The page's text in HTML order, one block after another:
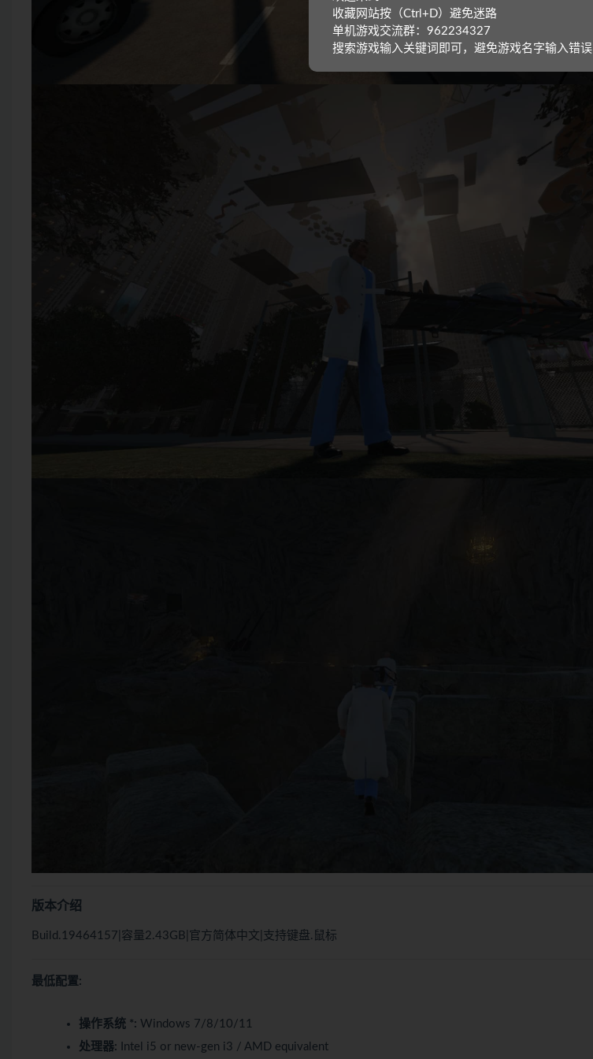
版本介绍
Build.19464157|容量2.43GB|官方简体中文|支持键盘.鼠标
最低配置:
操作系统 *: Windows 7/8/10/11
处理器: Intel i5 or new-gen i3 / AMD equivalent
收藏网站按（Ctrl+D）避免迷路
单机游戏交流群：962234327
搜索游戏输入关键词即可，避免游戏名字输入错误